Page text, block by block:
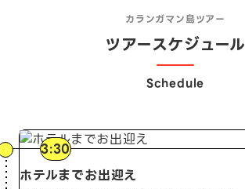
カランガマン島ツアー
ツアースケジュール
Schedule
3:30
ホテルまでお出迎え